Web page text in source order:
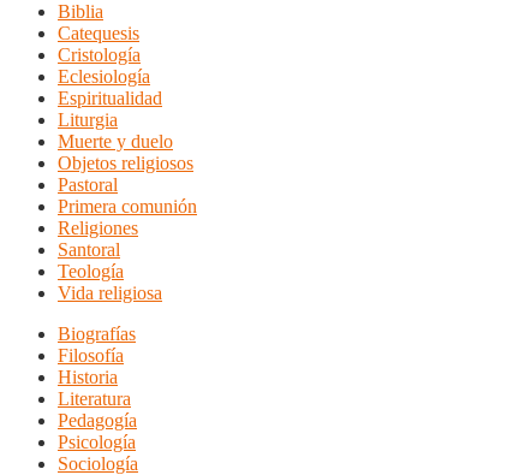
Biblia
Catequesis
Cristología
Eclesiología
Espiritualidad
Liturgia
Muerte y duelo
Objetos religiosos
Pastoral
Primera comunión
Religiones
Santoral
Teología
Vida religiosa
Biografías
Filosofía
Historia
Literatura
Pedagogía
Psicología
Sociología